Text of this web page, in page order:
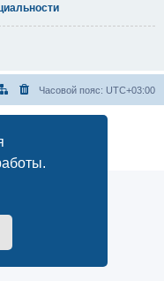
Часовой пояс: UTC+03:00